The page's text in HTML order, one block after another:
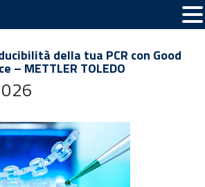
della tua PCR con Good
– METTLER TOLEDO